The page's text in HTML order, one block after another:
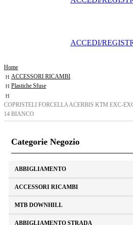
ACCEDI/
Home
ACCESSORI RICAMBI
Plastiche Sfuse
COPRISTELI FORCELLA ACERBIS KTM EXC-
14 BIANCO
Categorie Negozio
ABBIGLIAMENTO
ACCESSORI RICAMBI
MTB DOWNHILL
ABBIGLIAMENTO STRADA